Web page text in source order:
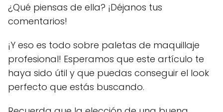
¿Qué piensas de ella? ¡Déjanos tus
comentarios!
¡Y eso es todo sobre paletas de maquillaje
profesional! Esperamos que este artículo te
haya sido útil y que puedas conseguir el look
perfecto que estás buscando.